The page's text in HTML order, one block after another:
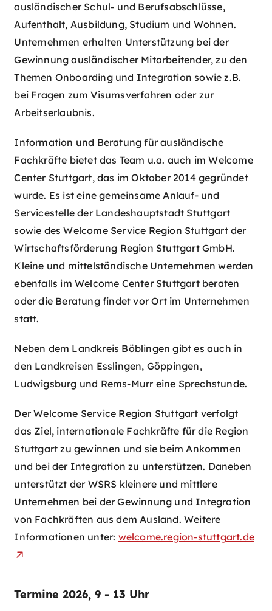
ausländischer Schul- und Berufsabschlüsse,
Aufenthalt, Ausbildung, Studium und Wohnen.
Unternehmen erhalten Unterstützung bei der
Gewinnung ausländischer Mitarbeitender, zu den
Themen Onboarding und Integration sowie z.B.
bei Fragen zum Visumsverfahren oder zur
Arbeitserlaubnis.
Information und Beratung für ausländische
Fachkräfte bietet das Team u.a. auch im Welcome
Center Stuttgart, das im Oktober 2014 gegründet
wurde. Es ist eine gemeinsame Anlauf- und
Servicestelle der Landeshauptstadt Stuttgart
sowie des Welcome Service Region Stuttgart der
Wirtschaftsförderung Region Stuttgart GmbH.
Kleine und mittelständische Unternehmen werden
ebenfalls im Welcome Center Stuttgart beraten
oder die Beratung findet vor Ort im Unternehmen
statt.
Neben dem Landkreis Böblingen gibt es auch in
den Landkreisen Esslingen, Göppingen,
Ludwigsburg und Rems-Murr eine Sprechstunde.
Der Welcome Service Region Stuttgart verfolgt
das Ziel, internationale Fachkräfte für die Region
Stuttgart zu gewinnen und sie beim Ankommen
und bei der Integration zu unterstützen. Daneben
unterstützt der WSRS kleinere und mittlere
Unternehmen bei der Gewinnung und Integration
von Fachkräften aus dem Ausland. Weitere
Informationen unter: welcome.region-stuttgart.de
Termine 2026, 9 - 13 Uhr